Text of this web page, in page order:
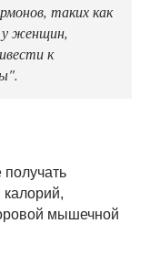
таких как
женщин,
к
калорий,
мышечной